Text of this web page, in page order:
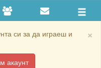
×
си за да играеш и
акаунт